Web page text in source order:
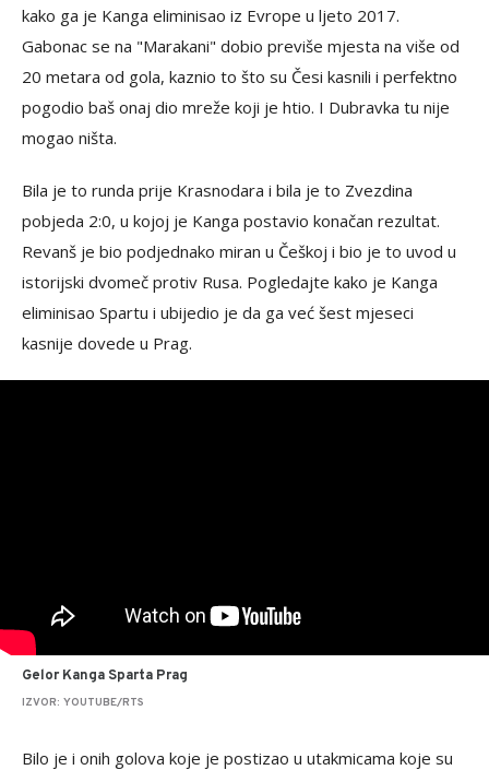
kako ga je Kanga eliminisao iz Evrope u ljeto 2017.
Gabonac se na "Marakani" dobio previše mjesta na više od
20 metara od gola, kaznio to što su Česi kasnili i perfektno
pogodio baš onaj dio mreže koji je htio. I Dubravka tu nije
mogao ništa.
Bila je to runda prije Krasnodara i bila je to Zvezdina
pobjeda 2:0, u kojoj je Kanga postavio konačan rezultat.
Revanš je bio podjednako miran u Češkoj i bio je to uvod u
istorijski dvomeč protiv Rusa. Pogledajte kako je Kanga
eliminisao Spartu i ubijedio je da ga već šest mjeseci
kasnije dovede u Prag.
Gelor Kanga Sparta Prag
IZVOR: YOUTUBE/RTS
Bilo je i onih golova koje je postizao u utakmicama koje su